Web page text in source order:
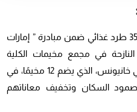
وزعت عملية الفارس الشهم 3، 3500 طرد غذائي ضمن مبادرة ” إمارات
النازحة في مجمع مخيمات الكلية
الجامعية للعلوم التطبيقية بمواصي خانيونس، الذي يضم 12 مخيمًا، في
السكان وتخفيف معاناتهم